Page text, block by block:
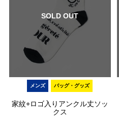
SOLD OUT
メンズ バッグ・グッズ
家紋+ロゴ入りアンクル丈ソッ
クス